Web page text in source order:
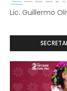
Lic. Guillermo